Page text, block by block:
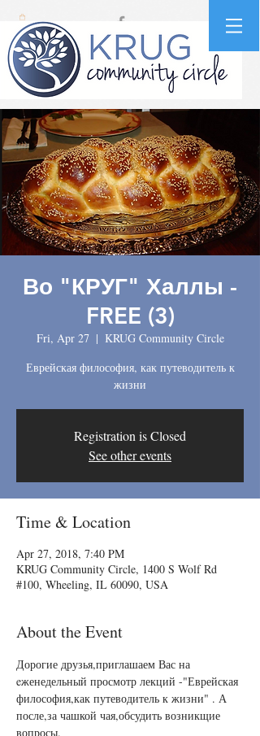
Во "КРУГ" Халлы -
FREE (3)
Fri, Apr 27
  |
KRUG Community Circle
Еврейская философия, как путеводитель к
жизни
Registration is Closed
See other events
Time & Location
Apr 27, 2018, 7:40 PM
KRUG Community Circle, 1400 S Wolf Rd
#100, Wheeling, IL 60090, USA
About the Event
Дорогие друзья,приглашаем Вас на
eженедельный просмотр лекций -"Еврейская
философия,как путеводитель к жизни" . А
после,за чашкой чая,обсудить возникщие
вопросы.